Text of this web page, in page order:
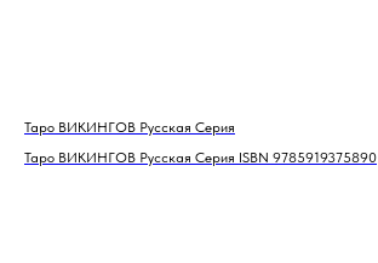
Таро ВИКИНГОВ Русская Серия
Таро ВИКИНГОВ Русская Серия ISBN 9785919375890